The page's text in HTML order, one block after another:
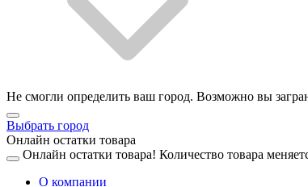
Не смогли определить ваш город. Возможно вы
Выбрать город
Онлайн остатки товара
Онлайн остатки товара! Количество товара
О компании